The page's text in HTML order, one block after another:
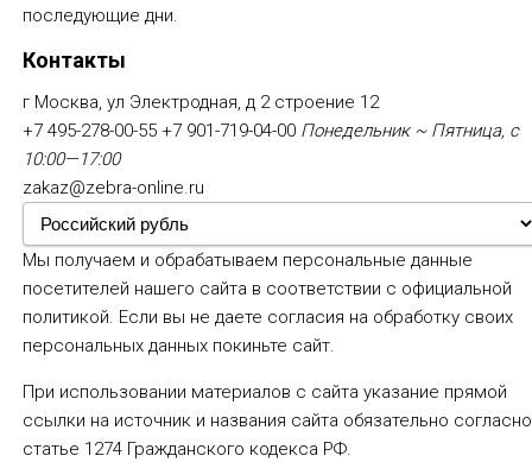
последующие дни.
Контакты
г Москва, ул Электродная, д 2 строение 12
+7 495-278-00-55+7 901-719-04-00 Понедельник ~ Пятница, с
10:00—17:00
zakaz@zebra-online.ru
Мы получаем и обрабатываем персональные данные
посетителей нашего сайта в соответствии с официальной
политикой. Если вы не даете согласия на обработку своих
персональных данных покиньте сайт.
При использовании материалов с сайта указание прямой
ссылки на источник и названия сайта обязательно согласно
статье 1274 Гражданского кодекса РФ.